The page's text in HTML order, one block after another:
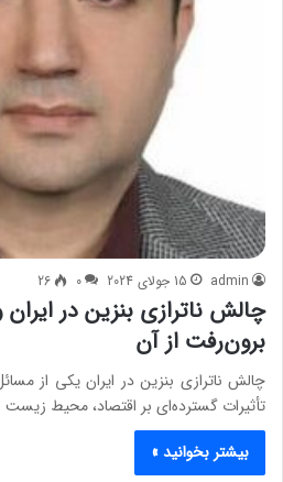
admin 15 جولای 2024 0
26
چالش ناترازی بنزین در
برون‌رفت از آن
چالش ناترازی بنزین در ایران یکی از
تأثیرات گسترده‌ای بر اقتصاد، محیط
بیشتر بخوانید »